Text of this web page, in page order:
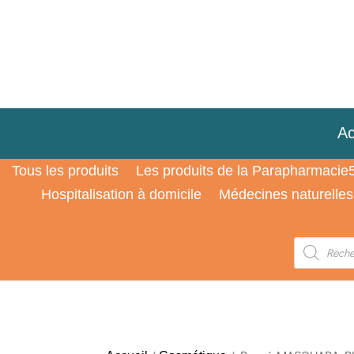
Tous les produits Les produits de la
Hospitalisation à domicile
Médecines naturelles
Recherche
produits